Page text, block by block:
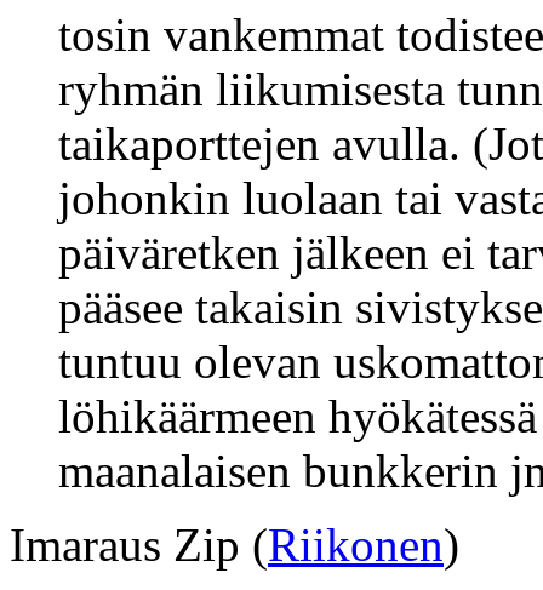
tosin vankemmat
ryhmän liikumisesta
taikaporttejen avulla.
johonkin luolaan tai
päiväretken jälkeen ei
pääsee takaisin
tuntuu olevan
löhikäärmeen
maanalaisen bunkkerin
Imaraus Zip (Riikonen)